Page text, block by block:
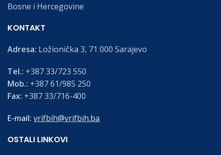
Bosne i Hercegovine
KONTAKT
Adresa: Ložionička 3, 71 000 Sarajevo
Tel.: +387 33/723 550
Mob.: +387 61/985 250
Fax: +387 33/716-400
E-mail: vrifbih@vrifbih.ba
OSTALI LINKOVI